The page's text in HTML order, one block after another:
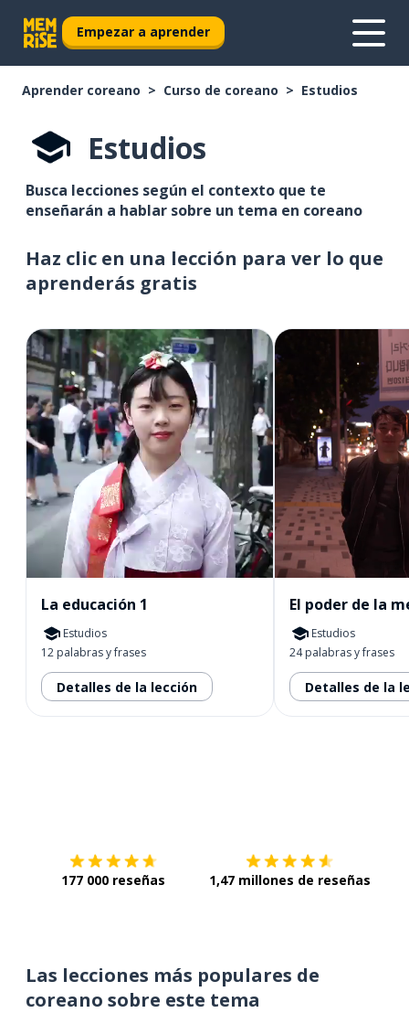
Empezar a aprender
Aprender coreano Curso de coreano Estudios
Estudios
Busca lecciones según el contexto que te
enseñarán a hablar sobre un tema en coreano
Haz clic en una lección para ver lo que
aprenderás gratis
La educación 1
Estudios
12 palabras y frases
Detalles de la lección
El poder de la
Estudios
24 palabras y frases
Detalles de la
177 000 reseñas 1,47 millones de reseñas
Las lecciones más populares de
coreano sobre este tema